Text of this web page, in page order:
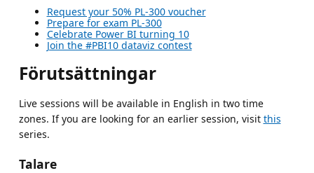
Request your 50% PL-300 voucher
Prepare for exam PL-300
Celebrate Power BI turning 10
Join the #PBI10 dataviz contest
Förutsättningar
Live sessions will be available in English in two time
zones. If you are looking for an earlier session, visit this
series.
Talare